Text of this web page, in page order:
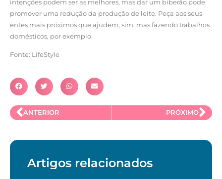
intenções podem ser as melhores, mas dar um biberão pode
promover uma redução da produção de leite. Peça aos seus
entes mais próximos que ajudem, sim, mas fazendo trabalhos
domésticos, por exemplo.
Fonte: LifeStyle
ANTERIOR PRÓXIMO
Artigos relacionados